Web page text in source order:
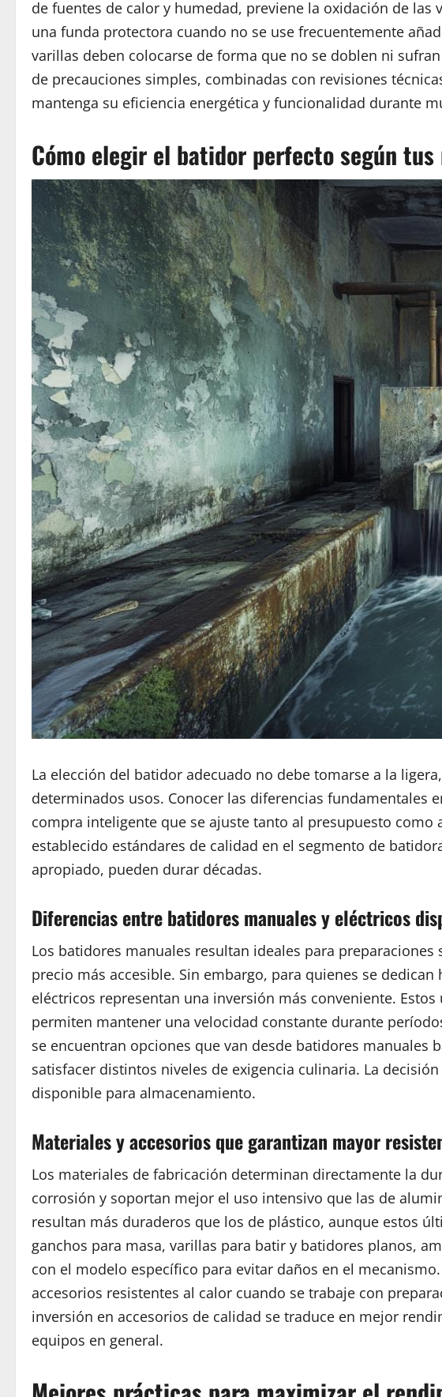
de fuentes de calor y humedad, previene la oxidación de
una funda protectora cuando no se use frecuentemente
varillas deben colocarse de forma que no se doblen ni
de precauciones simples, combinadas con revisiones
mantenga su eficiencia energética y funcionalidad durante
Cómo elegir el batidor perfecto según
La elección del batidor adecuado no debe tomarse a la
determinados usos. Conocer las diferencias
compra inteligente que se ajuste tanto al presupuesto como
establecido estándares de calidad en el segmento de
apropiado, pueden durar décadas.
Diferencias entre batidores manuales y eléctricos
Los batidores manuales resultan ideales para
precio más accesible. Sin embargo, para quienes se
eléctricos representan una inversión más conveniente.
permiten mantener una velocidad constante durante
se encuentran opciones que van desde batidores manuales
satisfacer distintos niveles de exigencia culinaria. La
disponible para almacenamiento.
Materiales y accesorios que garantizan mayor
Los materiales de fabricación determinan directamente la
corrosión y soportan mejor el uso intensivo que las de
resultan más duraderos que los de plástico, aunque estos
ganchos para masa, varillas para batir y batidores planos,
con el modelo específico para evitar daños en el
accesorios resistentes al calor cuando se trabaje con
inversión en accesorios de calidad se traduce en mejor
equipos en general.